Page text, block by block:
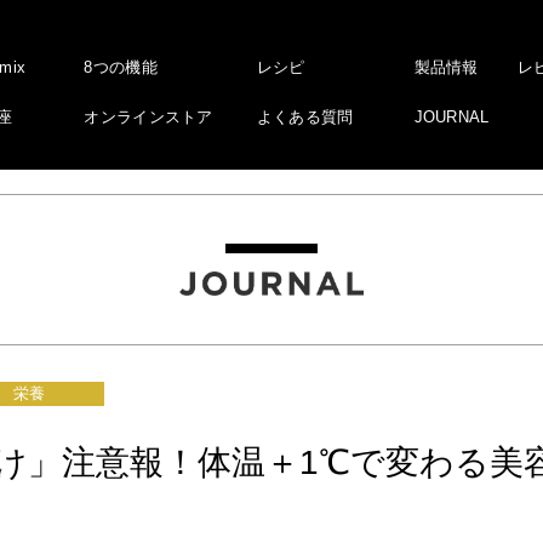
8つの機能
オンラインストア
レシピ
よくある質問
製品情報
JOURNAL
レ
栄養
」注意報！体温＋1℃で変わる美